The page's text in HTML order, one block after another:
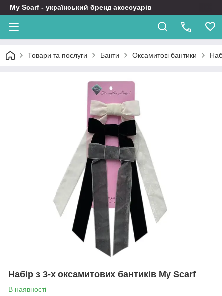
My Scarf - український бренд аксесуарів
Товари та послуги Банти Оксамитові бантики
Набір з 3-х оксамитових бантиків My Scarf
В наявності